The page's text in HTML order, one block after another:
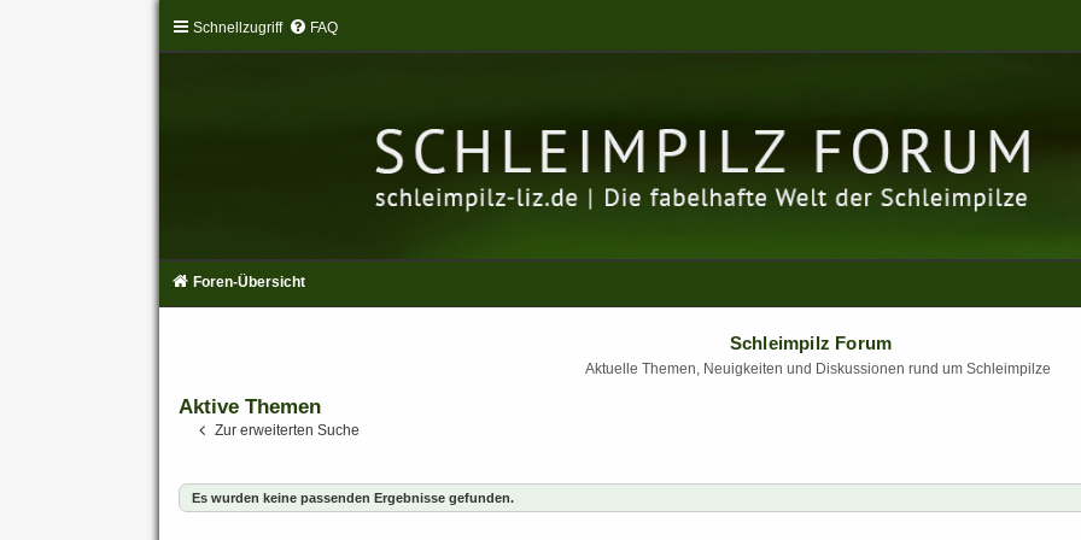
Schnellzugriff FAQ
Foren-Übersicht
Schleimpilz Forum
Aktuelle Themen, Neuigkeiten und Diskussionen rund um Schleimpilze
Aktive Themen
Zur erweiterten Suche
Es wurden keine passenden Ergebnisse gefunden.